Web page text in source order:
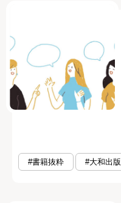
#書籍抜粋 #大和出版